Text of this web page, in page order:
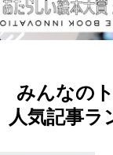
みんなの
人気記事ラ